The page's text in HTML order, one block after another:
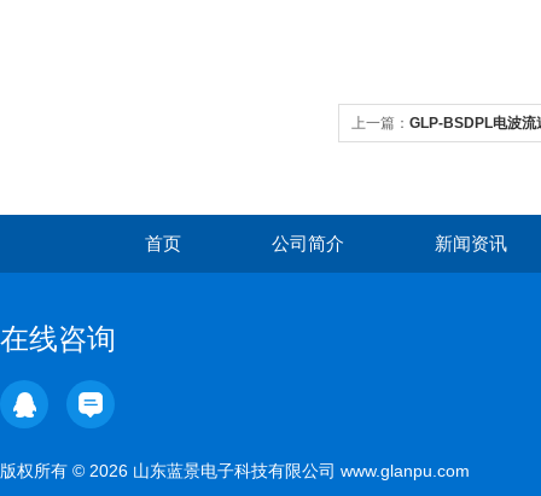
上一篇： GLP-BSDPL电波流
首页 公司简介 新闻资讯
在线咨询
版权所有 © 2026 山东蓝景电子科技有限公司 www.glanpu.com